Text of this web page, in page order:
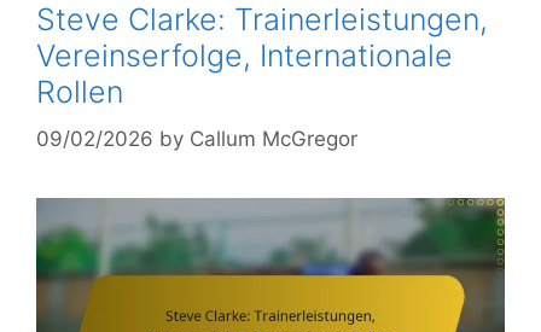
Steve Clarke: Trainerleistungen,
Vereinserfolge, Internationale
Rollen
09/02/2026 by Callum McGregor